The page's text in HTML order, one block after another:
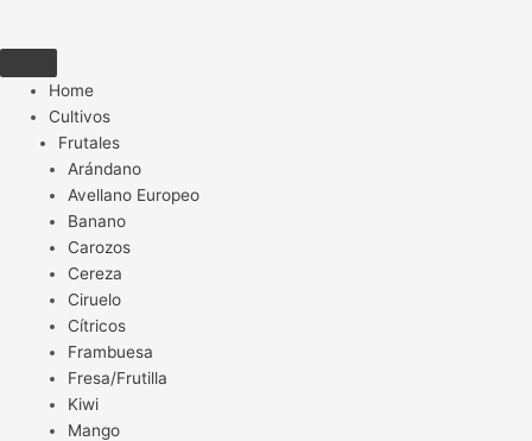
Home
Cultivos
Frutales
Arándano
Avellano Europeo
Banano
Carozos
Cereza
Ciruelo
Cítricos
Frambuesa
Fresa/Frutilla
Kiwi
Mango